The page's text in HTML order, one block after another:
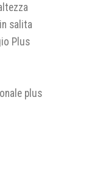
salita
Plus
plus